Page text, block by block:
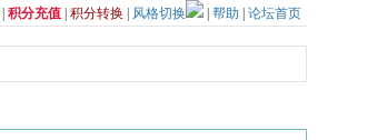
积分充值 积分转换 风格切换 帮助 论坛首页